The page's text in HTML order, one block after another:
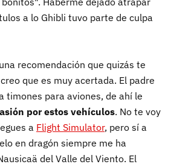
a lo Ghibli tuvo parte de culpa
recomendación que quizás te
que es muy acertada. El padre
timones para aviones, de ahí le
por estos vehículos. No te voy
a Flight Simulator, pero sí a
en dragón siempre me ha
del Valle del Viento. El